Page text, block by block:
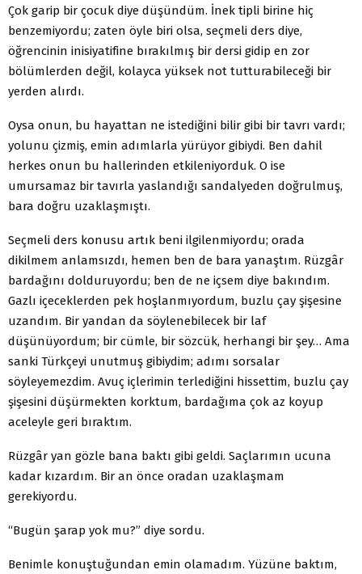
Çok garip bir çocuk diye düşündüm. İnek tipli birine hiç
benzemiyordu; zaten öyle biri olsa, seçmeli ders diye,
öğrencinin inisiyatifine bırakılmış bir dersi gidip en zor
bölümlerden değil, kolayca yüksek not tutturabileceği bir
yerden alırdı.
Oysa onun, bu hayattan ne istediğini bilir gibi bir tavrı vardı;
yolunu çizmiş, emin adımlarla yürüyor gibiydi. Ben dahil
herkes onun bu hallerinden etkileniyorduk. O ise
umursamaz bir tavırla yaslandığı sandalyeden doğrulmuş,
bara doğru uzaklaşmıştı.
Seçmeli ders konusu artık beni ilgilenmiyordu; orada
dikilmem anlamsızdı, hemen ben de bara yanaştım. Rüzgâr
bardağını dolduruyordu; ben de ne içsem diye bakındım.
Gazlı içeceklerden pek hoşlanmıyordum, buzlu çay şişesine
uzandım. Bir yandan da söylenebilecek bir laf
düşünüyordum; bir cümle, bir sözcük, herhangi bir şey… Ama
sanki Türkçeyi unutmuş gibiydim; adımı sorsalar
söyleyemezdim. Avuç içlerimin terlediğini hissettim, buzlu çay
şişesini düşürmekten korktum, bardağıma çok az koyup
aceleyle geri bıraktım.
Rüzgâr yan gözle bana baktı gibi geldi. Saçlarımın ucuna
kadar kızardım. Bir an önce oradan uzaklaşmam
gerekiyordu.
“Bugün şarap yok mu?” diye sordu.
Benimle konuştuğundan emin olamadım. Yüzüne baktım,